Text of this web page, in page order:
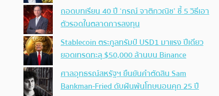
ถอดบทเรียน 40 ปี ‘กรณ์ จาติกวณิช’ ชี้ 5 วิธีเอา
ตัวรอดในตลาดการลงทุน
Stablecoin ตระกูลทรัมป์ USD1 มาแรง ปีเดียว
ยอดเทรดทะลุ $50,000 ล้านบน Binance
ศาลอุทธรณ์สหรัฐฯ ยืนยันคำตัดสิน Sam
Bankman-Fried ดับฝันพ้นโทษนอนคุก 25 ปี